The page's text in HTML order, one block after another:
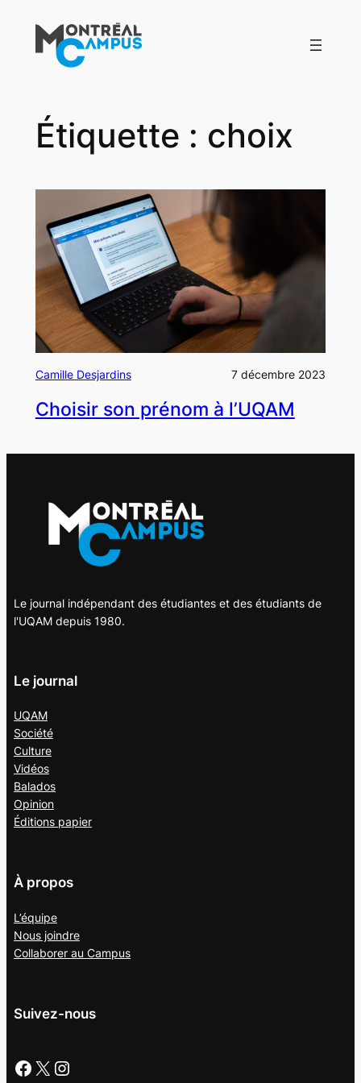
contenu
Étiquette : choix
Camille Desjardins 7 décembre 2023
Choisir son prénom à l’UQAM
Le journal indépendant des étudiantes et des étudiants de
l'UQAM depuis 1980.
Le journal
UQAM
Société
Culture
Vidéos
Balados
Opinion
Éditions papier
À propos
L’équipe
Nous joindre
Collaborer au Campus
Suivez-nous
Facebook X Instagram